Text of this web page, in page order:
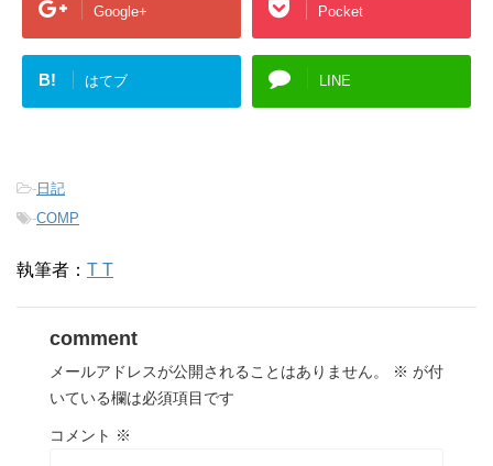
Google+ Pocket
B! はてブ LINE
-日記
-COMP
執筆者： T T
comment
メールアドレスが公開されることはありません。 ※ が付
いている欄は必須項目です
コメント ※